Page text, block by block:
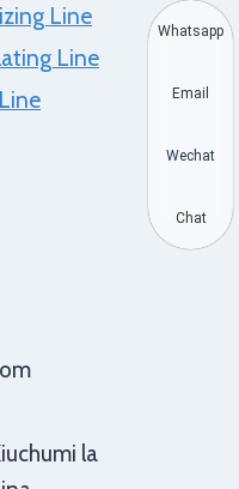
Line
Line
la
Whatsapp
Email
Wechat
Chat